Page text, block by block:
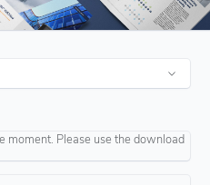
moment. Please use the download